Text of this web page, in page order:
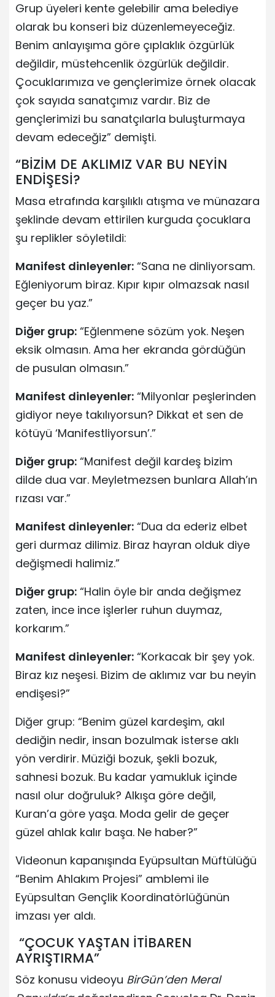
Grup üyeleri kente gelebilir ama belediye
olarak bu konseri biz düzenlemeyeceğiz.
Benim anlayışıma göre çıplaklık özgürlük
değildir, müstehcenlik özgürlük değildir.
Çocuklarımıza ve gençlerimize örnek olacak
çok sayıda sanatçımız vardır. Biz de
gençlerimizi bu sanatçılarla buluşturmaya
devam edeceğiz” demişti.
“BİZİM DE AKLIMIZ VAR BU NEYİN
ENDİŞESİ?
Masa etrafında karşılıklı atışma ve münazara
şeklinde devam ettirilen kurguda çocuklara
şu replikler söyletildi:
Manifest dinleyenler: “Sana ne dinliyorsam.
Eğleniyorum biraz. Kıpır kıpır olmazsak nasıl
geçer bu yaz.”
Diğer grup: “Eğlenmene sözüm yok. Neşen
eksik olmasın. Ama her ekranda gördüğün
de pusulan olmasın.”
Manifest dinleyenler: “Milyonlar peşlerinden
gidiyor neye takılıyorsun? Dikkat et sen de
kötüyü ‘Manifestliyorsun’.”
Diğer grup: “Manifest değil kardeş bizim
dilde dua var. Meyletmezsen bunlara Allah’ın
rızası var.”
Manifest dinleyenler: “Dua da ederiz elbet
geri durmaz dilimiz. Biraz hayran olduk diye
değişmedi halimiz.”
Diğer grup: “Halin öyle bir anda değişmez
zaten, ince ince işlerler ruhun duymaz,
korkarım.”
Manifest dinleyenler: “Korkacak bir şey yok.
Biraz kız neşesi. Bizim de aklımız var bu neyin
endişesi?”
Diğer grup: “Benim güzel kardeşim, akıl
dediğin nedir, insan bozulmak isterse aklı
yön verdirir. Müziği bozuk, şekli bozuk,
sahnesi bozuk. Bu kadar yamukluk içinde
nasıl olur doğruluk? Alkışa göre değil,
Kuran’a göre yaşa. Moda gelir de geçer
güzel ahlak kalır başa. Ne haber?”
Videonun kapanışında Eyüpsultan Müftülüğü
“Benim Ahlakım Projesi” amblemi ile
Eyüpsultan Gençlik Koordinatörlüğünün
imzası yer aldı.
“ÇOCUK YAŞTAN İTİBAREN
AYRIŞTIRMA”
Söz konusu videoyu BirGün’den Meral